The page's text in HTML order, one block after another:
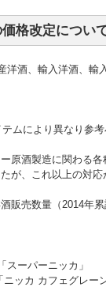
格改定につい
酒、輸入洋酒、輸
ムにより異なり参
原酒製造に関わる
が、これ以上の対
販売数量（2014年
ーパーニッカ」
ッカ カフェグレーン